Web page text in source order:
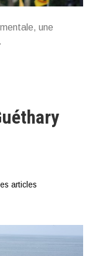
une
articles